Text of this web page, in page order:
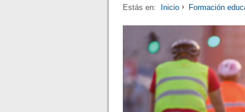
Estás en: Inicio Formación